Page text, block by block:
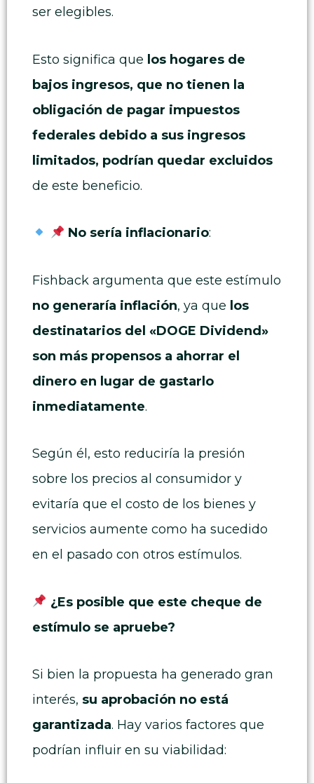
ser elegibles.
Esto significa que los hogares de
bajos ingresos, que no tienen la
obligación de pagar impuestos
federales debido a sus ingresos
limitados, podrían quedar excluidos
de este beneficio.
No sería inflacionario:
Fishback argumenta que este estímulo
no generaría inflación, ya que los
destinatarios del «DOGE Dividend»
son más propensos a ahorrar el
dinero en lugar de gastarlo
inmediatamente.
Según él, esto reduciría la presión
sobre los precios al consumidor y
evitaría que el costo de los bienes y
servicios aumente como ha sucedido
en el pasado con otros estímulos.
¿Es posible que este cheque de
estímulo se apruebe?
Si bien la propuesta ha generado gran
interés, su aprobación no está
garantizada. Hay varios factores que
podrían influir en su viabilidad: